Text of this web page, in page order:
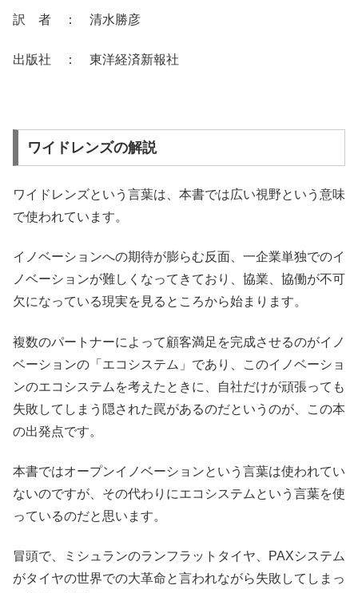
訳 者 ： 清水勝彦
出版社 ： 東洋経済新報社
ワイドレンズの解説
ワイドレンズという言葉は、本書では広い視野という意味
で使われています。
イノベーションへの期待が膨らむ反面、一企業単独でのイ
ノベーションが難しくなってきており、協業、協働が不可
欠になっている現実を見るところから始まります。
複数のパートナーによって顧客満足を完成させるのがイノ
ベーションの「エコシステム」であり、このイノベーショ
ンのエコシステムを考えたときに、自社だけが頑張っても
失敗してしまう隠された罠があるのだというのが、この本
の出発点です。
本書ではオープンイノベーションという言葉は使われてい
ないのですが、その代わりにエコシステムという言葉を使
っているのだと思います。
冒頭で、ミシュランのランフラットタイヤ、PAXシステム
がタイヤの世界での大革命と言われながら失敗してしまっ